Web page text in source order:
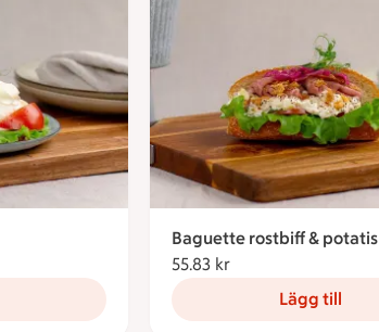
Baguette rostbiff & potatis
55.83 kr
Lägg till